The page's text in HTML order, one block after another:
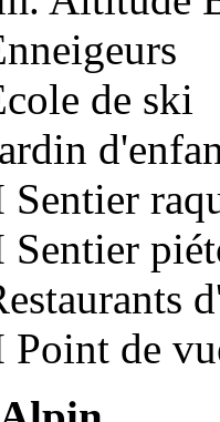
de ski
Sentier
Sentier
Point de